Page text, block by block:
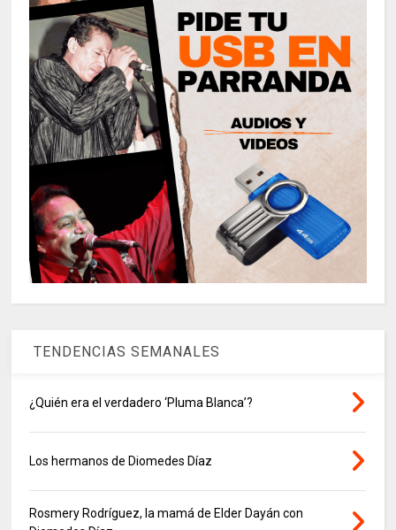
TENDENCIAS SEMANALES
¿Quién era el verdadero ‘Pluma Blanca’?
Los hermanos de Diomedes Díaz
Rosmery Rodríguez, la mamá de Elder Dayán con